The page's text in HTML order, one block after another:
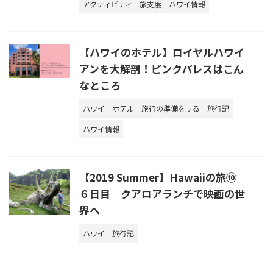
アクティビティ 旅支度 ハワイ情報
【ハワイのホテル】ロイヤルハワイ
アンを大解剖！ピンクパレスはこん
なところ
ハワイ ホテル 旅行の準備をする
旅行記
ハワイ情報
【2019 Summer】Hawaiiの旅⑩
６日目 クアロアランチで映画の世
界へ
ハワイ 旅行記